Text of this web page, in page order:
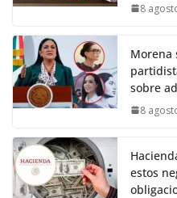
8
Morena
sobre
8
estos